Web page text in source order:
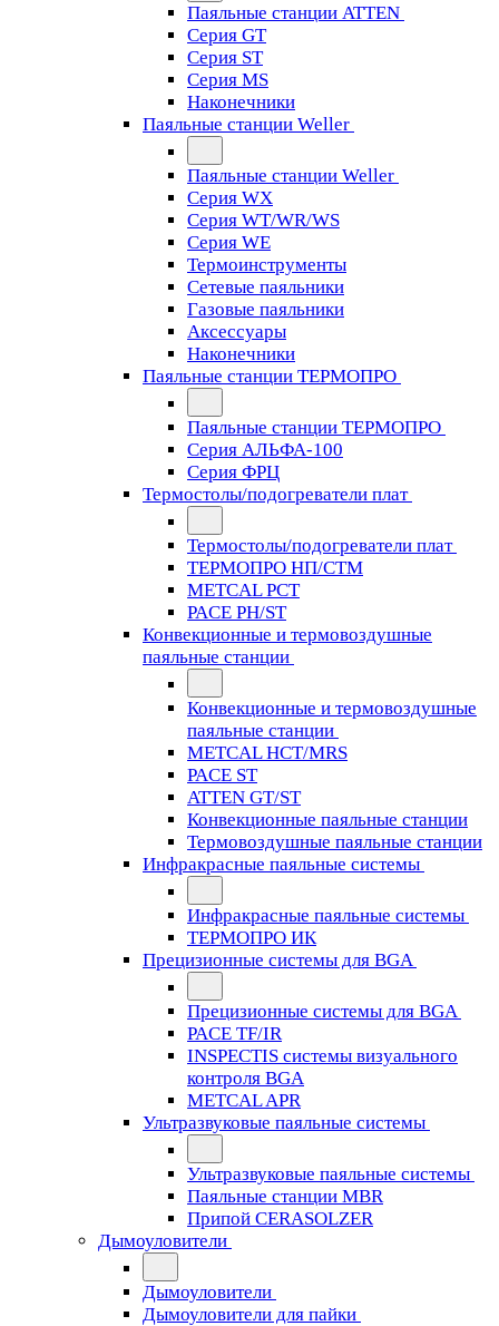
Паяльные станции ATTEN
Серия GT
Серия ST
Серия MS
Наконечники
Паяльные станции Weller
Паяльные станции Weller
Серия WX
Серия WT/WR/WS
Серия WE
Термоинструменты
Сетевые паяльники
Газовые паяльники
Аксессуары
Наконечники
Паяльные станции ТЕРМОПРО
Паяльные станции ТЕРМОПРО
Серия АЛЬФА-100
Серия ФРЦ
Термостолы/подогреватели плат
Термостолы/подогреватели плат
ТЕРМОПРО НП/СТМ
METCAL PCT
PACE PH/ST
Конвекционные и термовоздушные
паяльные станции
Конвекционные и термовоздушные
паяльные станции
METCAL HCT/MRS
PACE ST
ATTEN GT/ST
Конвекционные паяльные станции
Термовоздушные паяльные станции
Инфракрасные паяльные системы
Инфракрасные паяльные системы
ТЕРМОПРО ИК
Прецизионные системы для BGA
Прецизионные системы для BGA
PACE TF/IR
INSPECTIS системы визуального
контроля BGA
METCAL APR
Ультразвуковые паяльные системы
Ультразвуковые паяльные системы
Паяльные станции MBR
Припой CERASOLZER
Дымоуловители
Дымоуловители
Дымоуловители для пайки